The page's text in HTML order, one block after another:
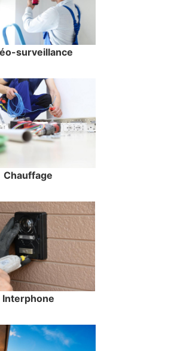
surveillance
Chauffage
Interphone